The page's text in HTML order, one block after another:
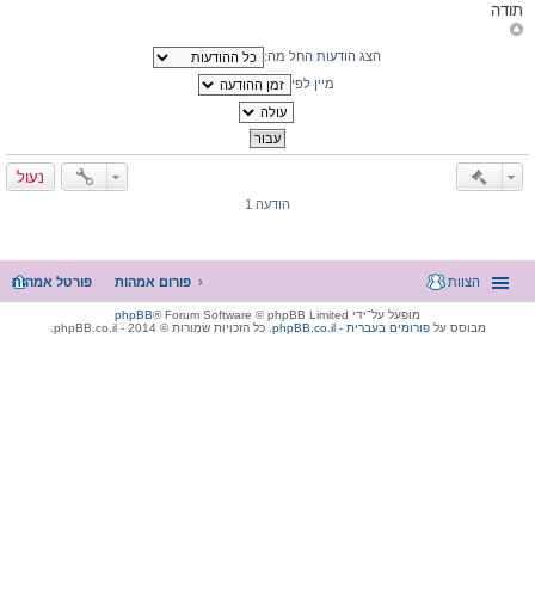
תודה
הצג הודעות החל מה:
מיין לפי
נעול
הודעה 1
פורטל אמהות פורום אמהות הצוות
מופעל על־ידי phpBB® Forum Software © phpBB Limited
מבוסס עלphpBB.co.il - פורומים בעברית . כל הזכויות שמורות © 2014 - phpBB.co.il.